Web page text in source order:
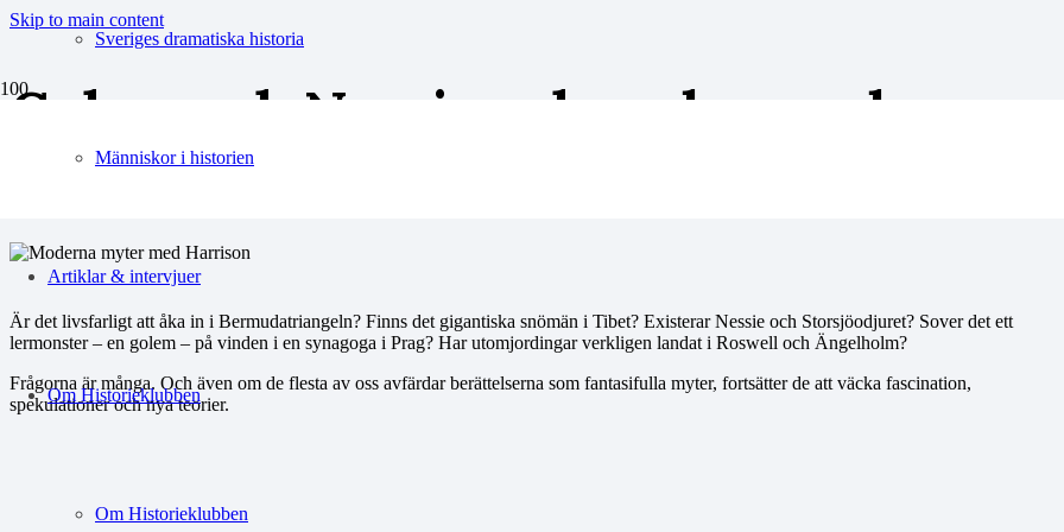
Skip to main content
Sveriges dramatiska historia
Människor i historien
Artiklar & intervjuer
Om Historieklubben
Om Historieklubben
Golem och Nessie och andra moderna
myter
Är det livsfarligt att åka in i Bermudatriangeln? Finns det gigantiska snömän i Tibet? Existerar Nessie och Storsjöodjuret? Sover det ett
lermonster – en golem – på vinden i en synagoga i Prag? Har utomjordingar verkligen landat i Roswell och Ängelholm?
Frågorna är många. Och även om de flesta av oss avfärdar berättelserna som fantasifulla myter, fortsätter de att väcka fascination,
spekulationer och nya teorier.